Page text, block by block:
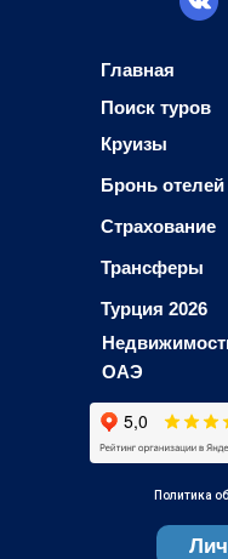
Политика
ОАЭ
Главная
Поиск туров
Круизы
Бронь отелей
Страхование
Трансферы
Турция 2026